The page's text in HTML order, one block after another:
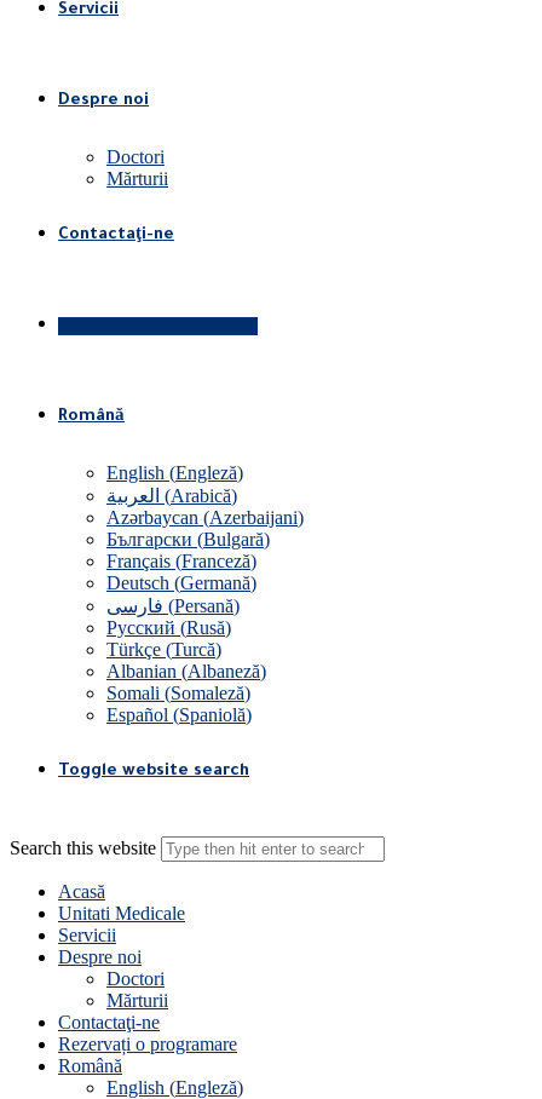
Servicii
Despre noi
Doctori
Mărturii
Contactaţi-ne
Română
English (Engleză)
العربية (Arabică)
Azərbaycan (Azerbaijani)
Български (Bulgară)
Français (Franceză)
Deutsch (Germană)
فارسی (Persană)
Русский (Rusă)
Türkçe (Turcă)
Albanian (Albaneză)
Somali (Somaleză)
Español (Spaniolă)
Toggle website search
Search this website
Acasă
Unitati Medicale
Servicii
Despre noi
Doctori
Mărturii
Contactaţi-ne
Rezervați o programare
Română
English (Engleză)